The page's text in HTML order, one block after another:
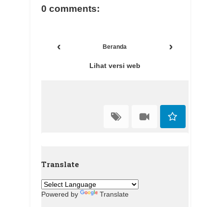
0 comments:
‹ ›
Beranda
Lihat versi web
Translate
Powered by Translate